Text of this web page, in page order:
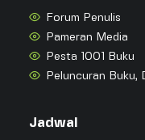
Forum Penulis
Pameran Media
Pesta 1001 Buku
Peluncuran Buku,
Jadwal